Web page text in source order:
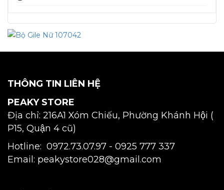
THÔNG TIN LIÊN HỆ
PEAKY STORE
Địa chỉ: 216A1 Xóm Chiếu, Phường Khánh Hội (
P15, Quận 4 cũ)
Hotline: 0972.73.07.97 - 0925 777 337
Email: peakystore028@gmail.com